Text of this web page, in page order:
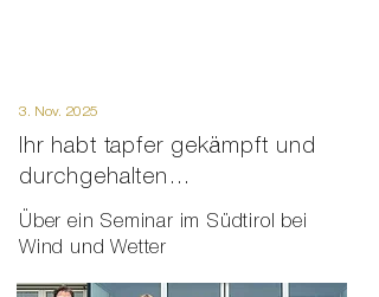
3. Nov. 2025
Ihr habt tapfer gekämpft und
durchgehalten…
Über ein Seminar im Südtirol bei
Wind und Wetter